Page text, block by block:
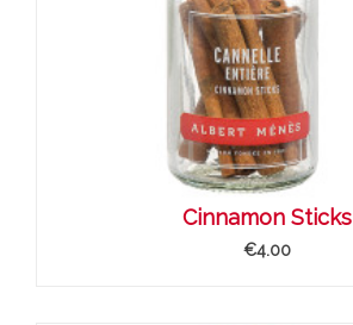
Cinnamon Sticks
€4.00